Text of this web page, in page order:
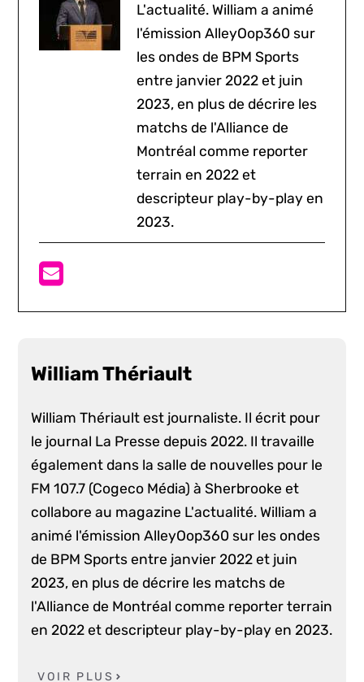
L'actualité. William a animé
l'émission AlleyOop360 sur
les ondes de BPM Sports
entre janvier 2022 et juin
2023, en plus de décrire les
matchs de l'Alliance de
Montréal comme reporter
terrain en 2022 et
descripteur play-by-play en
2023.
William Thériault
William Thériault est journaliste. Il écrit pour
le journal La Presse depuis 2022. Il travaille
également dans la salle de nouvelles pour le
FM 107.7 (Cogeco Média) à Sherbrooke et
collabore au magazine L'actualité. William a
animé l'émission AlleyOop360 sur les ondes
de BPM Sports entre janvier 2022 et juin
2023, en plus de décrire les matchs de
l'Alliance de Montréal comme reporter terrain
en 2022 et descripteur play-by-play en 2023.
VOIR PLUS